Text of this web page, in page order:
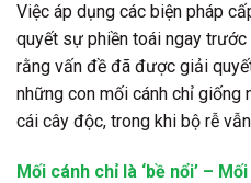
Việc áp dụng các biện pháp
quyết sự phiền toái ngay trước
rằng vấn đề đã được giải
những con mối cánh chỉ giống
cái cây độc, trong khi bộ rễ
Mối cánh chỉ là ‘bề nổi’ –